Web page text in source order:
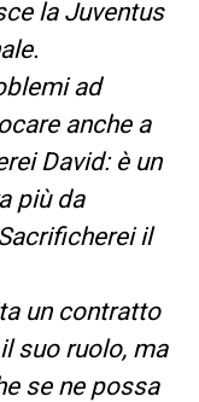
la Juventus
ad
anche a
David: è un
più da
il
un contratto
suo ruolo, ma
se ne possa